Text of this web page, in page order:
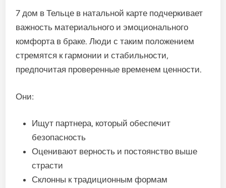
7 дом в Тельце в натальной карте подчеркивает
важность материального и эмоционального
комфорта в браке. Люди с таким положением
стремятся к гармонии и стабильности,
предпочитая проверенные временем ценности.
Они:
Ищут партнера, который обеспечит
безопасность
Оценивают верность и постоянство выше
страсти
Склонны к традиционным формам